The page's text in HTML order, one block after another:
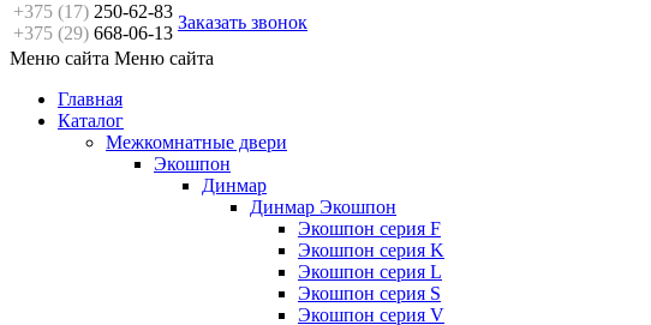
+375 (17) 250-62-83
+375 (29) 668-06-13
Заказать звонок
Меню сайта Меню сайта
Главная
Каталог
Межкомнатные двери
Экошпон
Динмар
Динмар Экошпон
Экошпон серия F
Экошпон серия K
Экошпон серия L
Экошпон серия S
Экошпон серия V